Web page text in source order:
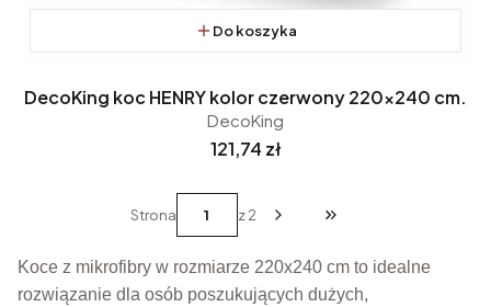
Do koszyka
DecoKing koc HENRY kolor czerwony 220x240 cm.
DecoKing
Cena
121,74 zł
Strona z 2
Przejdź do ostatniej
Koce z mikrofibry w rozmiarze 220x240 cm to idealne
rozwiązanie dla osób poszukujących dużych,